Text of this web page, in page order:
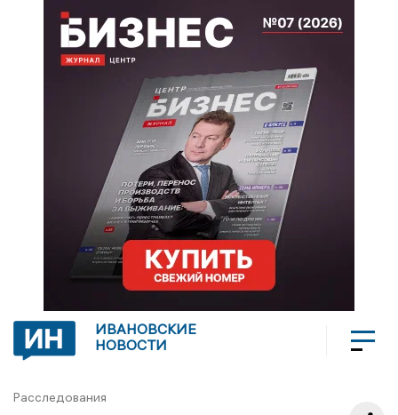
ИВАНОВСКИЕ
НОВОСТИ
Расследования